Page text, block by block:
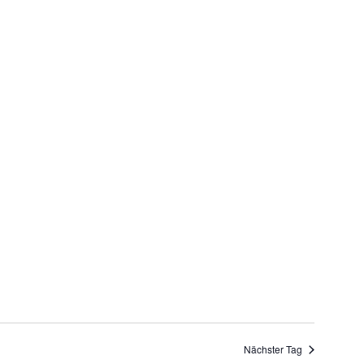
Nächster Tag